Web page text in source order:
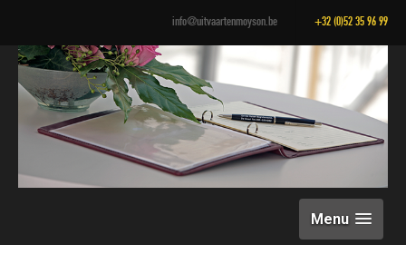
info@uitvaartenmoyson.be +32 (0)52 35 96 99
Menu